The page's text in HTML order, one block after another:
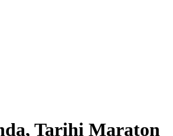
Tarihi Maraton